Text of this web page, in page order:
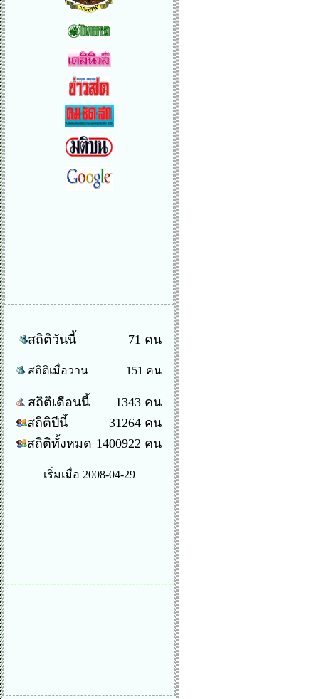
สถิติวันนี้ 71 คน
สถิติเมื่อวาน 151 คน
สถิติเดือนนี้
สถิติปีนี้
สถิติทั้งหมด
1343 คน
31264 คน
1400922 คน
เริ่มเมื่อ 2008-04-29